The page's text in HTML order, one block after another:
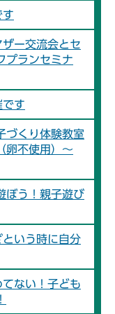
す
ー交流会とセ
プランセミナ
です
づくり体験教室
卵不使用）～
ぼう！親子遊び
いう時に自分
ない！子ども